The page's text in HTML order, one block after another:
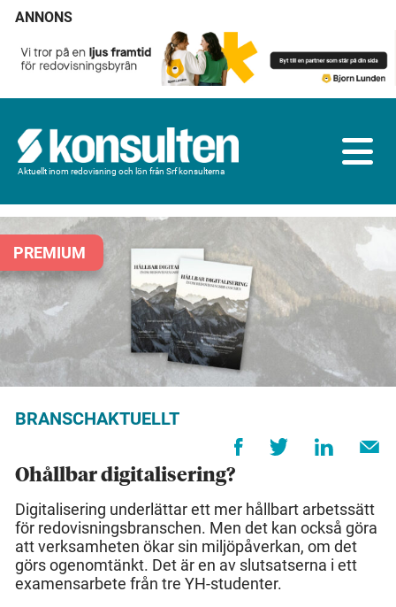
ANNONS
Aktuellt inom redovisning och lön från Srf konsulterna
PREMIUM
BRANSCHAKTUELLT
Ohållbar digitalisering?
Digitalisering underlättar ett mer hållbart arbetssätt
för redovisningsbranschen. Men det kan också göra
att verksamheten ökar sin miljöpåverkan, om det
görs ogenomtänkt. Det är en av slutsatserna i ett
examensarbete från tre YH-studenter.